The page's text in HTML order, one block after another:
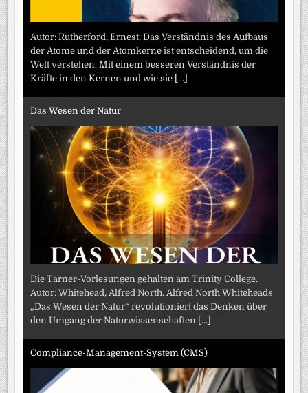
Autor: Rutherford, Ernest. Das Verständnis des Aufbaus
der Atome und der Atomkerne ist entscheidend, um die
Welt verstehen. Mit einem besseren Verständnis der
Kräfte in den Kernen und wie sie [...]
Das Wesen der Natur
Die Tarner-Vorlesungen gehalten am Trinity College.
Autor: Whitehead, Alfred North. Alfred North Whiteheads
„Das Wesen der Natur“ revolutioniert das Denken über
den Umgang der Naturwissenschaften [...]
Compliance-Management-System (CMS)